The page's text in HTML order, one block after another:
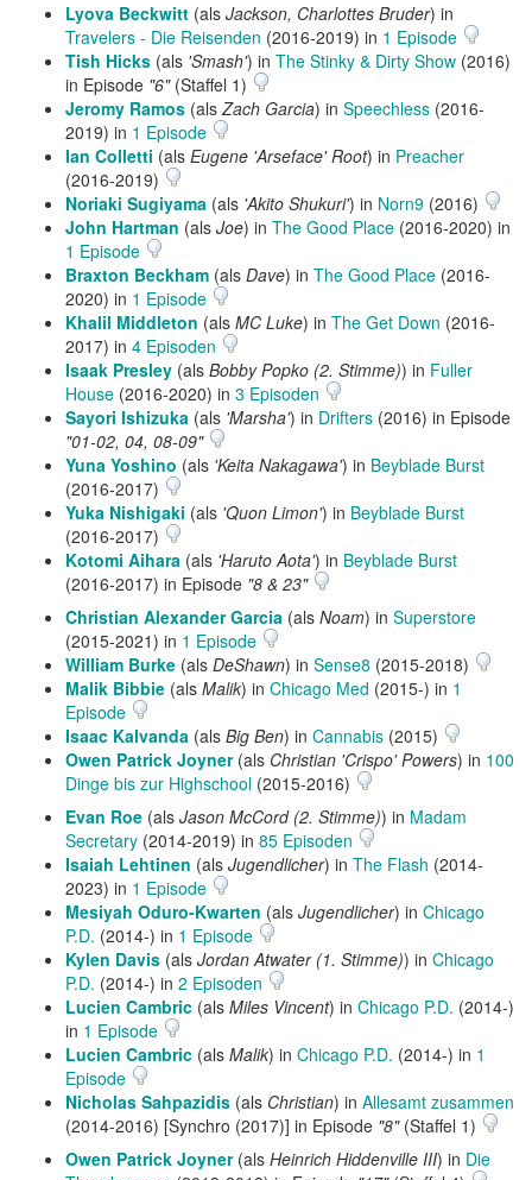
Lyova Beckwitt (als Jackson, Charlottes Bruder) in
Travelers - Die Reisenden (2016-2019) in 1 Episode
Tish Hicks (als 'Smash') in The Stinky & Dirty Show (2016)
in Episode "6"(Staffel 1)
Jeromy Ramos (alsZach Garcia) in Speechless (2016-
2019) in 1 Episode
Ian Colletti (als Eugene 'Arseface' Root) in Preacher
(2016-2019)
Noriaki Sugiyama (als 'Akito Shukuri') in Norn9 (2016)
John Hartman (als Joe) in The Good Place (2016-2020) in
1 Episode
Braxton Beckham (als Dave) in The Good Place (2016-
2020) in 1 Episode
Khalil Middleton (als MC Luke) in The Get Down (2016-
2017) in 4 Episoden
Isaak Presley (als Bobby Popko (2. Stimme)) in Fuller
House (2016-2020) in 3 Episoden
Sayori Ishizuka (als 'Marsha') in Drifters (2016) in Episode
"01-02, 04, 08-09"
Yuna Yoshino (als 'Keita Nakagawa') in Beyblade Burst
(2016‑2017)
Yuka Nishigaki (als 'Quon Limon') in Beyblade Burst
(2016‑2017)
Kotomi Aihara (als 'Haruto Aota') in Beyblade Burst
(2016‑2017) in Episode "8 & 23"
Christian Alexander Garcia (als Noam) in Superstore
(2015-2021) in 1 Episode
William Burke (als DeShawn) in Sense8 (2015-2018)
Malik Bibbie (als Malik) in Chicago Med (2015-) in 1
Episode
Isaac Kalvanda (als Big Ben) in Cannabis (2015)
Owen Patrick Joyner(als Christian 'Crispo' Powers) in 100
Dinge bis zur Highschool (2015-2016)
Evan Roe (als Jason McCord (2. Stimme)) in Madam
Secretary (2014-2019) in 85 Episoden
Isaiah Lehtinen (als Jugendlicher) in The Flash (2014-
2023) in 1 Episode
Mesiyah Oduro-Kwarten (als Jugendlicher) in Chicago
P.D. (2014-) in 1 Episode
Kylen Davis (als Jordan Atwater (1. Stimme)) in Chicago
P.D. (2014-) in 2 Episoden
Lucien Cambric (als Miles Vincent) in Chicago P.D. (2014-)
in 1 Episode
Lucien Cambric (als Malik) in Chicago P.D. (2014-) in 1
Episode
Nicholas Sahpazidis (als Christian) in Allesamt zusammen
(2014-2016) [Synchro (2017)] in Episode "8"(Staffel 1)
Owen Patrick Joyner(als Heinrich Hiddenville III) in Die